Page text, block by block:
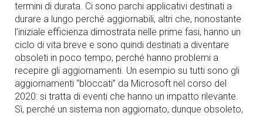
termini di durata. Ci sono parchi applicativi destinati a
durare a lungo perché aggiornabili, altri che, nonostante
l’iniziale efficienza dimostrata nelle prime fasi, hanno un
ciclo di vita breve e sono quindi destinati a diventare
obsoleti in poco tempo, perché hanno problemi a
recepire gli aggiornamenti. Un esempio su tutti sono gli
aggiornamenti “bloccati” da Microsoft nel corso del
2020: si tratta di eventi che hanno un impatto rilevante.
Sì, perché un sistema non aggiornato, dunque obsoleto,